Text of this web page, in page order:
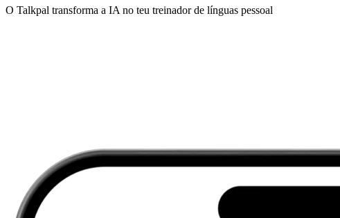
O Talkpal transforma a IA no teu treinador de línguas pessoal